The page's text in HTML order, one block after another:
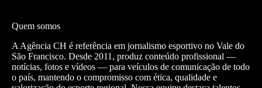
Quem somos
A Agência CH é referência em jornalismo esportivo no Vale do
São Francisco. Desde 2011, produz conteúdo profissional —
notícias, fotos e vídeos — para veículos de comunicação de todo
o país, mantendo o compromisso com ética, qualidade e